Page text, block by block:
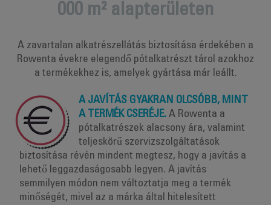
000 m² alapterületen
A zavartalan alkatrészellátás biztosítása érdekében a
Rowenta évekre elegendő pótalkatrészt tárol azokhoz
a termékekhez is, amelyek gyártása már leállt.
A JAVÍTÁS GYAKRAN OLCSÓBB, MINT
A TERMÉK CSERÉJE. A Rowenta a
pótalkatrészek alacsony ára, valamint
teljeskörű szervizszolgáltatások
biztosítása révén mindent megtesz, hogy a javítás a
lehető leggazdaságosabb legyen. A javítás
semmilyen módon nem változtatja meg a termék
minőségét, mivel az a márka által hitelesített